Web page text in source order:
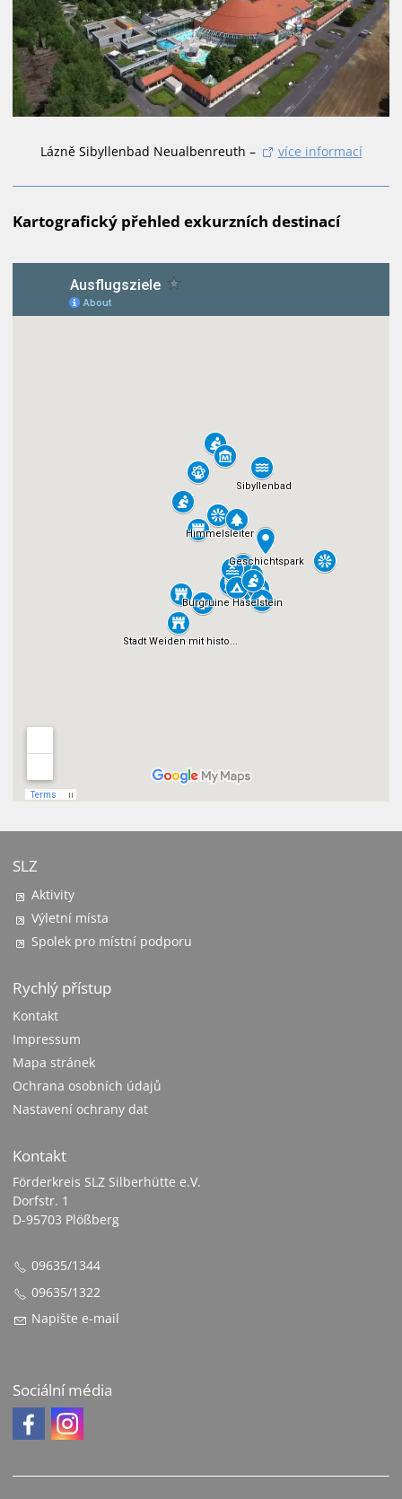
Lázně Sibyllenbad Neualbenreuth – více informací
Kartografický přehled exkurzních destinací
SLZ
Aktivity
Výletní místa
Spolek pro místní podporu
Rychlý přístup
Kontakt
Impressum
Mapa stránek
Ochrana osobních údajů
Nastavení ochrany dat
Kontakt
Förderkreis SLZ Silberhütte e.V.
Dorfstr. 1
D-95703 Plößberg
09635/1344
09635/1322
Napište e-mail
Sociální média